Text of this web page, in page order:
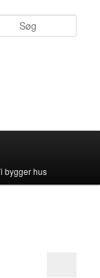
bygger hus